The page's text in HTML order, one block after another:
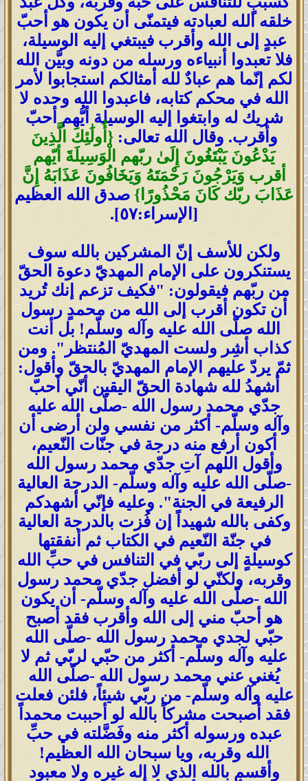
خلقه الله لعبادته فيتمنّى أن يكون هو أحبّ
عبدٍ إلى الله وأقرب فيبتغي إليه الوسيلة،
فلا تعبدوا أنبياءه ورسله من دونه وبيَّن الله
لكم إنّما هم عبادٌ لله أمثالكم استجابوا لأمر
الله في محكم كتابه، فاعبدوا الله وحده لا
شريك له وابتغوا إليه الوسيلة أيُّهم أحبّ
وأقرب. وقال الله تعالى:{أُولَٰئِكَ الَّذِينَ
يَدْعُونَ يَبْتَغُونَ إِلَىٰ ربّهم الْوَسِيلَةَ أيّهم
أقرب وَيَرْجُونَ رَحْمَتَهُ وَيَخَافُونَ عَذَابَهُ إِنَّ
عَذَابَ ربّك كَانَ مَحْذُورًا} صدق الله العظيم
[الإسراء:٥٧].
ولكن للأسف إنّ المشركين بالله سوف
يستنكرون على الإمام المهديّ دعوة الحقّ
من ربّهم فيقولون: "فكيف تزعم إنك تُريد
أن تكون أقرب إلى الله من محمدٍ رسول
الله صلّى الله عليه وآله وسلّم! بل أنت
كذاب أشِر ولست المهديّ المُنتظر". ومن
ثمّ يردّ عليهم الإمام المهديّ بالحقّ وأقول:
أشهدُ لله شهادة الحقّ اليقين أنّي أحبّ
جدّي محمد رسول الله -صلّى الله عليه
وآله وسلّم- أكثر من نفسي ولن أرضى أن
أكون أرفع منه درجة في جنّات النّعيم،
وأقول اللهم آتِ جدّي محمد رسول الله
-صلّى الله عليه وآله وسلّم- الدرجة العالية
الرفيعة في الجنة". وعليه فإنّي أشهدكم
وكفى بالله شهيداً إن فُزت بالدرجة العالية
في جنّة النّعيم في الكتاب ثم أنفقتها
كوسيلةٍ إلى ربّي في التنافس في حبِّ الله
وقربه، ولكنّي لو أفضل جدّي محمد رسول
الله -صلّى الله عليه وآله وسلّم- أن يكون
هو أحبّ مني إلى الله وأقرب فقد أصبح
حبّي لجدي محمد رسول الله -صلّى الله
عليه وآله وسلّم- أكثر من حبّي لربّي ثم لا
يُغني عني محمد رسول الله -صلّى الله
عليه وآله وسلّم- من ربّي شيئاً، فلئن فعلت
فقد أصبحت مشركاً بالله لو أحببت محمداً
عبده ورسوله أكثر منه وفَضَّلته في حبِّ
الله وقربه، ويا سبحان الله العظيم!
وأقسم بالله الذي لا إله غيره ولا معبود